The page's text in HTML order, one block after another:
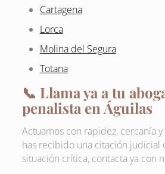
Cartagena
Lorca
Molina del Segura
Totana
📞 Llama ya a tu
penalista en Águilas
Actuamos con rapidez, cercanía
has recibido una citación judicial
situación crítica, contacta ya con